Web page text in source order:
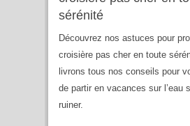
sérénité
Découvrez nos astuces pour
croisière pas cher en toute
livrons tous nos conseils pour
de partir en vacances sur l’eau
ruiner.